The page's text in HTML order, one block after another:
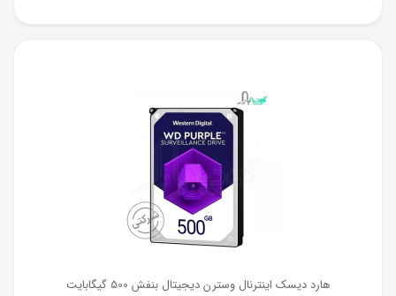
هارد دیسک اینترنال وسترن دیجیتال بنفش 500 گیگابایت